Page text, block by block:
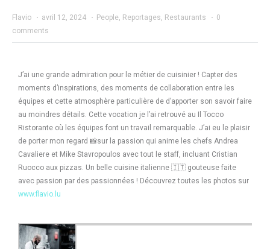
Flavio · avril 12, 2024 · People, Reportages, Restaurants · 0
comments
J’ai une grande admiration pour le métier de cuisinier ! Capter des
moments d’inspirations, des moments de collaboration entre les
équipes et cette atmosphère particulière de d’apporter son savoir faire
au moindres détails. Cette vocation je l’ai retrouvé au
Il Tocco
Ristorante où les équipes font un travail remarquable. J’ai eu le plaisir
de porter mon regard 📸sur la passion qui anime les chefs Andrea
Cavaliere et Mike Stavropoulos avec tout le staff, incluant Cristian
Ruocco aux pizzas. Un belle cuisine italienne 🇮🇹 gouteuse faite
avec passion par des passionnées ! Découvrez toutes les photos sur
www.flavio.lu